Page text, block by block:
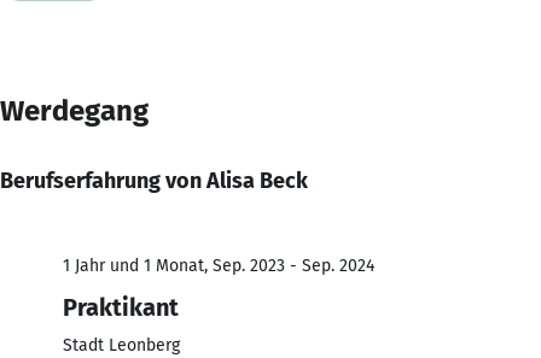
Werdegang
Berufserfahrung von Alisa Beck
1 Jahr und 1 Monat, Sep. 2023 - Sep. 2024
Praktikant
Stadt Leonberg